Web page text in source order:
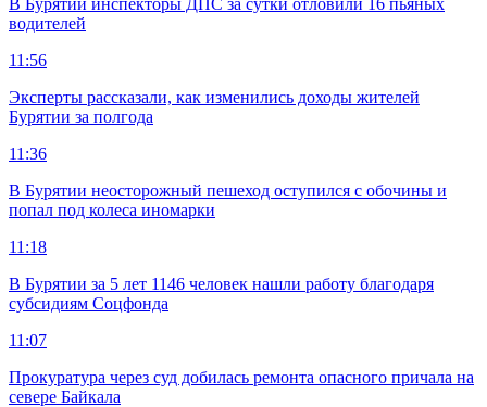
водителей
11:56
Эксперты рассказали, как изменились доходы жителей
Бурятии за полгода
11:36
В Бурятии неосторожный пешеход оступился с обочины и
попал под колеса иномарки
11:18
В Бурятии за 5 лет 1146 человек нашли работу благодаря
субсидиям Соцфонда
11:07
Прокуратура через суд добилась ремонта опасного причала на
севере Байкала